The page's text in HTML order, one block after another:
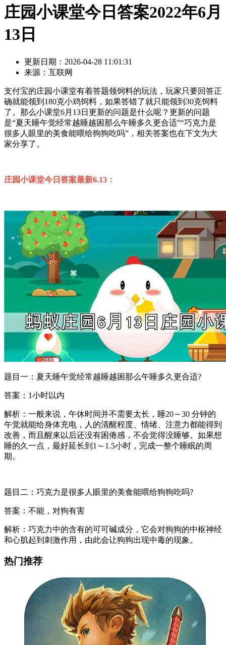
庄园小课堂今日答案2022年6月
13日
更新日期： 2026-04-28 11:01:31
来源： 互联网
支付宝的庄园小课堂有着答题领饲料的玩法，玩家只要回答正
确就能领到180克小鸡饲料，如果答错了就只能领到30克饲料
了。那么小课堂6月13日更新的问题是什么呢？更新的问题
是“夏天睡午觉经常越睡越困那么午睡多久更合适”“巧克力是
很多人眼里的美食能喂给狗狗吃吗”，相关答案也在下文为大
家分享了。
庄园小课堂今日答案最新6.13：
题目一：夏天睡午觉经常越睡越困那么午睡多久更合适?
答案：1小时以内
解析：一般来说，午休时间并不需要太长，睡20～30 分钟的
午觉就能给身体充电，人的清醒程度、情绪、注意力都能得到
改善，而且醒来以后还没有困倦感，不会觉得没睡够。如果想
睡的久一点，最好延长到1～1.5小时，完成一整个睡眠的周
期。
题目二：巧克力是很多人眼里的美食能喂给狗狗吃吗?
答案：不能，对狗有害
解析：巧克力中的含有的可可碱成分，它会对狗狗的中枢神经
和心肌起到刺激作用，由此会让狗狗出现中毒的现象。
热门推荐